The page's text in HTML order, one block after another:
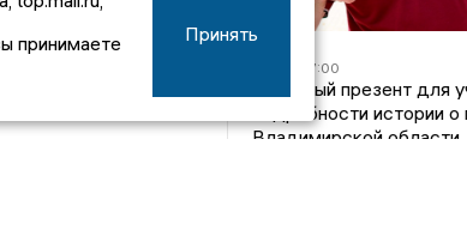
17:00
Странный презент для
подробности истории
Владимирской области
принимаете
Принять